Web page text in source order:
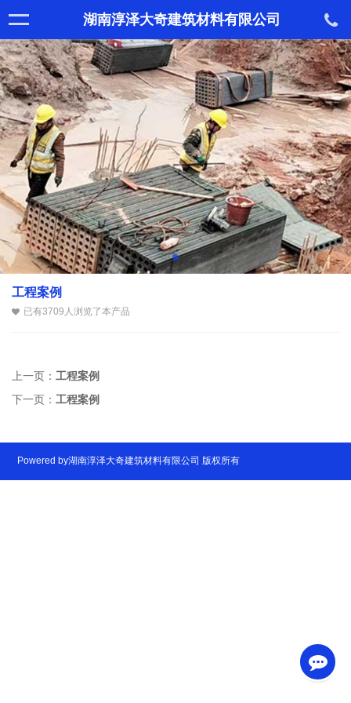
湖南淳泽大奇建筑材料有限公司
工程案例
已有3709人浏览了本产品
上一页： 工程案例
下一页： 工程案例
Powered by湖南淳泽大奇建筑材料有限公司 版权所有